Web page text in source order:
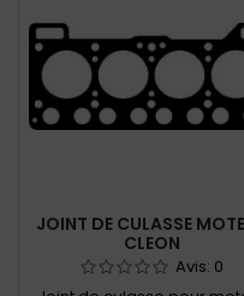
JOINT DE CULASSE
CLEON
Avis: 0